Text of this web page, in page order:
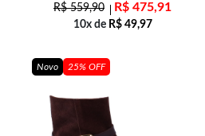
R$559,90 R$ 475,91
10x de R$49,97
Novo 25% OFF